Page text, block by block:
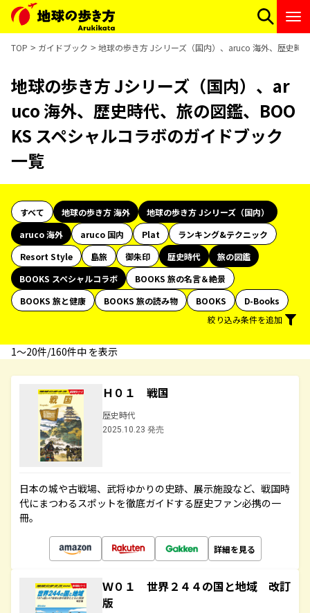
TOP ガイドブック 地球の歩き方 Jシリーズ（国内）、aruco 海外、歴史時
地球の歩き方 Jシリーズ（国内）、ar
uco 海外、歴史時代、旅の図鑑、BOO
KS スペシャルコラボのガイドブック
一覧
すべて 地球の歩き方 海外
地球の歩き方 Jシリーズ（国内）
aruco 海外
aruco 国内 Plat
ランキング&テクニック
Resort Style
島旅 御朱印 歴史時代
旅の図鑑
BOOKS スペシャルコラボ
BOOKS 旅の名言＆絶景
BOOKS 旅と健康
BOOKS 旅の読み物 BOOKS
D-Books
絞り込み条件を追加
1〜20件/160件中 を表示
Ｈ０１ 戦国
歴史時代
2025.10.23 発売
日本の城や古戦場、武将ゆかりの史跡、展示施設など、戦国時
代にまつわるスポットを徹底ガイドする歴史ファン必携の一
冊。
詳細を見る
Ｗ０１ 世界２４４の国と地域 改訂
版